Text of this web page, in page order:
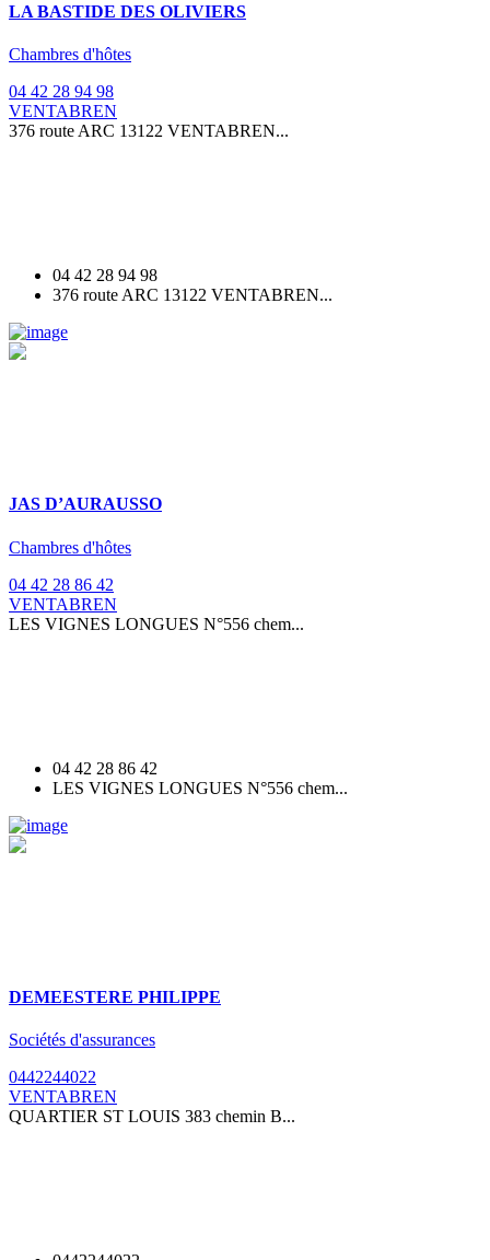
LA BASTIDE DES OLIVIERS
Chambres d'hôtes
04 42 28 94 98
VENTABREN
376 route ARC 13122 VENTABREN...
04 42 28 94 98
376 route ARC 13122 VENTABREN...
JAS D’AURAUSSO
Chambres d'hôtes
04 42 28 86 42
VENTABREN
LES VIGNES LONGUES N°556 chem...
04 42 28 86 42
LES VIGNES LONGUES N°556 chem...
DEMEESTERE PHILIPPE
Sociétés d'assurances
0442244022
VENTABREN
QUARTIER ST LOUIS 383 chemin B...